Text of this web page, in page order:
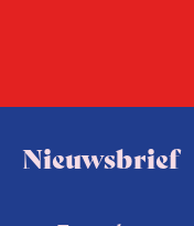
Nieuwsbrief